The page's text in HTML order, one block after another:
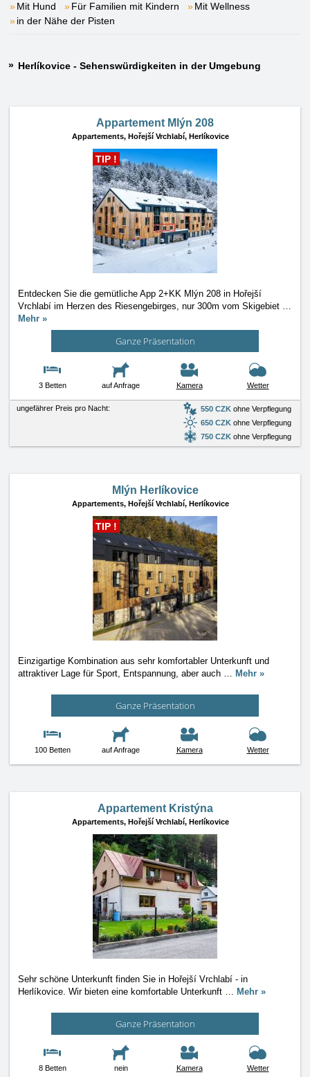
Mit Hund
Für Familien mit Kindern
Mit Wellness
in der Nähe der Pisten
Herlíkovice - Sehenswürdigkeiten in der Umgebung
Appartement Mlýn 208
Appartements, Hořejší Vrchlabí, Herlíkovice
TIP !
Entdecken Sie die gemütliche App 2+KK Mlýn 208 in Hořejší
Vrchlabí im Herzen des Riesengebirges, nur 300m vom Skigebiet …
Mehr »
Ganze Präsentation
3 Betten auf Anfrage Kamera Wetter
ungefährer Preis pro Nacht: 550 CZK ohne Verpflegung
650 CZK ohne Verpflegung
750 CZK ohne Verpflegung
Mlýn Herlíkovice
Appartements, Hořejší Vrchlabí, Herlíkovice
TIP !
Einzigartige Kombination aus sehr komfortabler Unterkunft und
attraktiver Lage für Sport, Entspannung, aber auch … Mehr »
Ganze Präsentation
100 Betten auf Anfrage Kamera Wetter
Appartement Kristýna
Appartements, Hořejší Vrchlabí, Herlíkovice
Sehr schöne Unterkunft finden Sie in Hořejší Vrchlabí - in
Herlíkovice. Wir bieten eine komfortable Unterkunft … Mehr »
Ganze Präsentation
8 Betten nein Kamera Wetter